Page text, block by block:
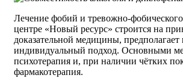
Лечение фобий и тревожно-фобического
центре «Новый ресурс» строится на
доказательной медицины,
индивидуальный подход. Основными
психотерапия и, при наличии чётких
фармакотерапия.